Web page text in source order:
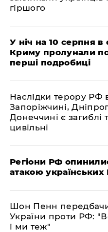
гіршого
У ніч на 10 серпня
Криму пролунали
перші подробиці
Наслідки терору РФ
Запоріжчині,
Донеччині є загиблі
цивільні
Регіони РФ
атакою
Шон Пенн
України проти РФ:
і ми теж"